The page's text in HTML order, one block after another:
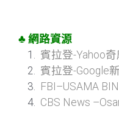
♣ 網路資源
賓拉登-Yahoo奇
賓拉登-Google
FBI–USAMA
CBS News